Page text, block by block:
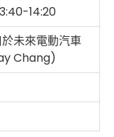
14:20
未來電動汽車
Chang)